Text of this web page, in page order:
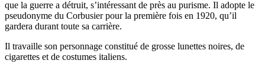
que la guerre a détruit, s’intéressant de près au purisme. Il adopte le
pseudonyme du Corbusier pour la première fois en 1920, qu’il
gardera durant toute sa carrière.
Il travaille son personnage constitué de grosse lunettes noires, de
cigarettes et de costumes italiens.